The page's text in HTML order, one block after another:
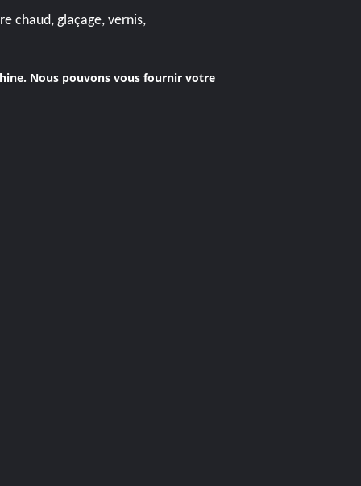
chaud, glaçage, vernis,
Nous pouvons vous fournir votre